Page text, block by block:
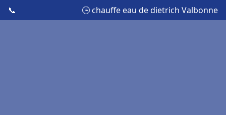
📞 🕒 chauffe eau de dietrich Valbonne